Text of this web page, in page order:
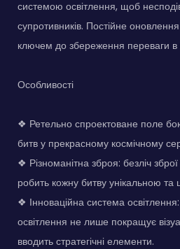
системою освітлення, щоб
супротивників. Постійне
ключем до збереження переваги
Особливості
❖ Ретельно спроектоване поле
битв у прекрасному космічному
❖ Різноманітна зброя: безліч
робить кожну битву унікальною та
❖ Інноваційна система
освітлення не лише покращує
вводить стратегічні елементи.